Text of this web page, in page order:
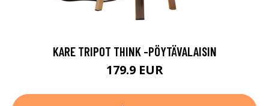
KARE TRIPOT THINK -PÖYTÄVALAISIN
179.9 EUR